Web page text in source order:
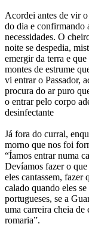
Acordei antes de vir
do dia e confirmando
necessidades. O
noite se despedia,
emergir da terra e que
montes de estrume
vi entrar o Passador,
procura do ar puro
o entrar pelo corpo
desinfectante
Já fora do curral,
morno que nos foi
“Íamos entrar numa
Devíamos fazer o
eles cantassem, fazer
calado quando eles
portugueses, se a
uma carreira cheia de
romaria”.